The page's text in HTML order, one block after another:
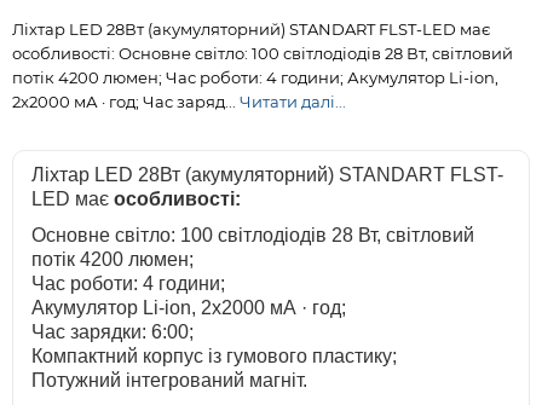
Ліхтар LED 28Вт (акумуляторний) STANDART FLST-LED має
особливості: Основне світло: 100 світлодіодів 28 Вт, світловий
потік 4200 люмен; Час роботи: 4 години; Акумулятор Li-ion,
2x2000 мА · год; Час заряд... Читати далі...
Ліхтар LED 28Вт (акумуляторний) STANDART FLST-
LED має особливості:
Основне світло: 100 світлодіодів 28 Вт, світловий
потік 4200 люмен;
Час роботи: 4 години;
Акумулятор Li-ion, 2x2000 мА · год;
Час зарядки: 6:00;
Компактний корпус із гумового пластику;
Потужний інтегрований магніт.